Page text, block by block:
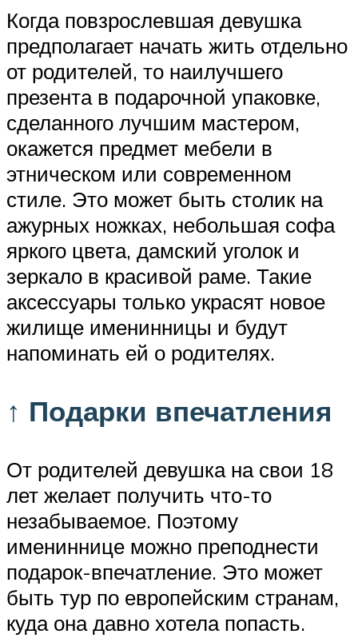
Когда повзрослевшая девушка
предполагает начать жить отдельно
от родителей, то наилучшего
презента в подарочной упаковке,
сделанного лучшим мастером,
окажется предмет мебели в
этническом или современном
стиле. Это может быть столик на
ажурных ножках, небольшая софа
яркого цвета, дамский уголок и
зеркало в красивой раме. Такие
аксессуары только украсят новое
жилище именинницы и будут
напоминать ей о родителях.
↑ Подарки впечатления
От родителей девушка на свои 18
лет желает получить что-то
незабываемое. Поэтому
имениннице можно преподнести
подарок-впечатление. Это может
быть тур по европейским странам,
куда она давно хотела попасть.